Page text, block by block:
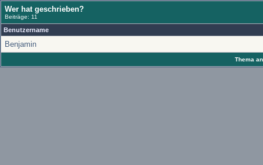
Wer hat geschrieben?
Beiträge: 11
Benutzername
Benjamin
Thema